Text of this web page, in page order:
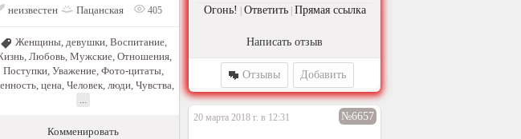
Огонь! Ответить Прямая ссылка
Написать отзыв
Отзывы Добавить
неизвестен
Пацанская 405
Женщины, девушки, Воспитание,
Любовь Мужские Отношения
Поступки, Уважение, Фото-цитаты,
цена Человек, люди, Чувства
Комменировать
20 марта 2018 г. в 12:31 №6657